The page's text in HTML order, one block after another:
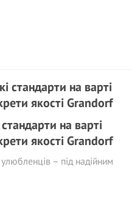
на варті
якості Grandorf
– під надійним